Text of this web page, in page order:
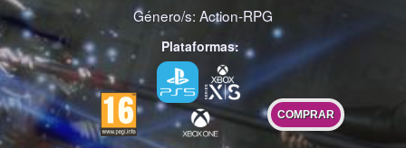
Género/s: Action-RPG
Plataformas:
COMPRAR